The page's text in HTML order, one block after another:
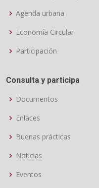
Agenda urbana
Economía Circular
Participación
Consulta y participa
Documentos
Enlaces
Buenas prácticas
Noticias
Eventos